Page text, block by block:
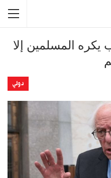
يكره المسلمين إلا
دولي